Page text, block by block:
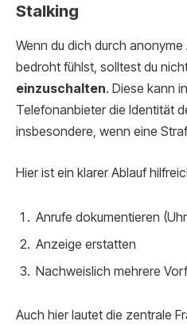
Stalking
Wenn du dich durch
bedroht fühlst, solltest du
einzuschalten. Diese kann
Telefonanbieter die Identität
insbesondere, wenn eine
Hier ist ein klarer Ablauf
Anrufe dokumentieren
Anzeige erstatten
Nachweislich mehrere
Auch hier lautet die zentrale